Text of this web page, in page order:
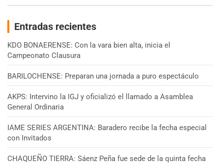
Entradas recientes
KDO BONAERENSE: Con la vara bien alta, inicia el
Campeonato Clausura
BARILOCHENSE: Preparan una jornada a puro espectáculo
AKPS: Intervino la IGJ y oficializó el llamado a Asamblea
General Ordinaria
IAME SERIES ARGENTINA: Baradero recibe la fecha especial
con Invitados
CHAQUEÑO TIERRA: Sáenz Peña fue sede de la quinta fecha